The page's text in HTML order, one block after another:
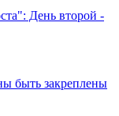
День второй -
быть закреплены